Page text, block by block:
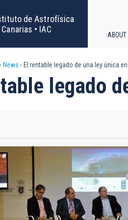
de Astrofísica
• IAC
ABOUT
News El rentable legado de una ley única
legado